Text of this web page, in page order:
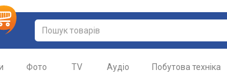
Фото TV Аудіо Побутова техніка